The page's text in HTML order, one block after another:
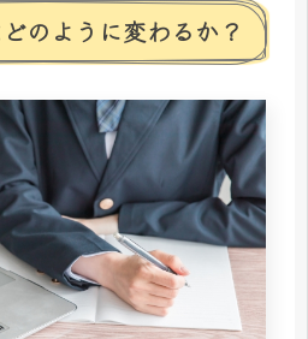
どのように変わるか？